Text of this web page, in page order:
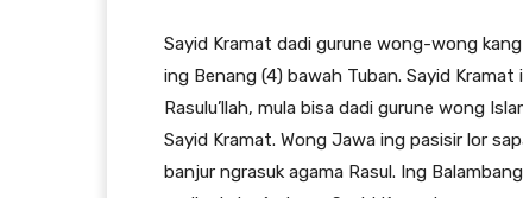
Sayid Kramat dadi gurune wong-wong
ing Benang (4) bawah Tuban. Sayid Kramat
Rasulu’llah, mula bisa dadi gurune wong
Sayid Kramat. Wong Jawa ing pasisir lor
banjur ngrasuk agama Rasul. Ing